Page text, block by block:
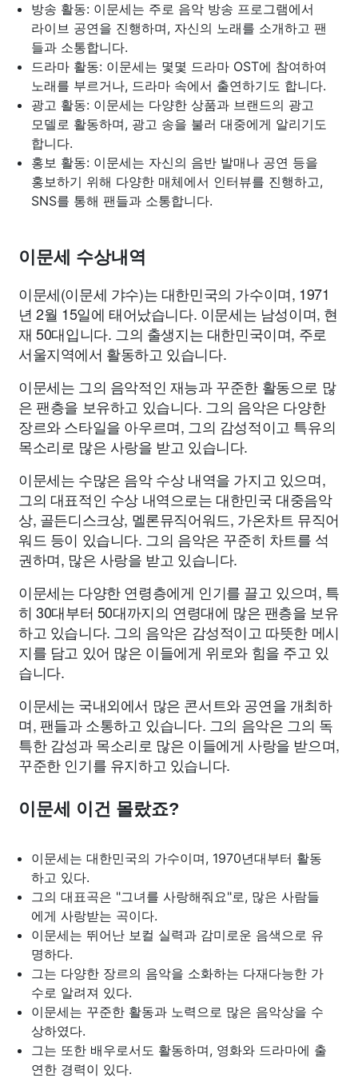
방송 활동: 이문세는 주로 음악 방송 프로그램에서
라이브 공연을 진행하며, 자신의 노래를 소개하고 팬
들과 소통합니다.
드라마 활동: 이문세는 몇몇 드라마 OST에 참여하여
노래를 부르거나, 드라마 속에서 출연하기도 합니다.
광고 활동: 이문세는 다양한 상품과 브랜드의 광고
모델로 활동하며, 광고 송을 불러 대중에게 알리기도
합니다.
홍보 활동: 이문세는 자신의 음반 발매나 공연 등을
홍보하기 위해 다양한 매체에서 인터뷰를 진행하고,
SNS를 통해 팬들과 소통합니다.
이문세 수상내역
이문세(이문세 갸수)는 대한민국의 가수이며, 1971
년 2월 15일에 태어났습니다. 이문세는 남성이며, 현
재 50대입니다. 그의 출생지는 대한민국이며, 주로
서울지역에서 활동하고 있습니다.
이문세는 그의 음악적인 재능과 꾸준한 활동으로 많
은 팬층을 보유하고 있습니다. 그의 음악은 다양한
장르와 스타일을 아우르며, 그의 감성적이고 특유의
목소리로 많은 사랑을 받고 있습니다.
이문세는 수많은 음악 수상 내역을 가지고 있으며,
그의 대표적인 수상 내역으로는 대한민국 대중음악
상, 골든디스크상, 멜론뮤직어워드, 가온차트 뮤직어
워드 등이 있습니다. 그의 음악은 꾸준히 차트를 석
권하며, 많은 사랑을 받고 있습니다.
이문세는 다양한 연령층에게 인기를 끌고 있으며, 특
히 30대부터 50대까지의 연령대에 많은 팬층을 보유
하고 있습니다. 그의 음악은 감성적이고 따뜻한 메시
지를 담고 있어 많은 이들에게 위로와 힘을 주고 있
습니다.
이문세는 국내외에서 많은 콘서트와 공연을 개최하
며, 팬들과 소통하고 있습니다. 그의 음악은 그의 독
특한 감성과 목소리로 많은 이들에게 사랑을 받으며,
꾸준한 인기를 유지하고 있습니다.
이문세 이건 몰랐죠?
이문세는 대한민국의 가수이며, 1970년대부터 활동
하고 있다.
그의 대표곡은 "그녀를 사랑해줘요"로, 많은 사람들
에게 사랑받는 곡이다.
이문세는 뛰어난 보컬 실력과 감미로운 음색으로 유
명하다.
그는 다양한 장르의 음악을 소화하는 다재다능한 가
수로 알려져 있다.
이문세는 꾸준한 활동과 노력으로 많은 음악상을 수
상하였다.
그는 또한 배우로서도 활동하며, 영화와 드라마에 출
연한 경력이 있다.